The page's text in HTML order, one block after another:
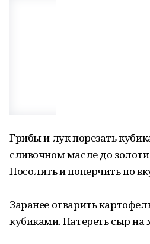
Грибы и лук порезать
сливочном масле до
Посолить и поперчить по
Заранее отварить
кубиками. Натереть сыр на